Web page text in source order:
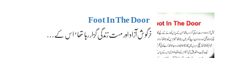
Foot In The Door
خرگوش آزاد اور مست زندگی گزار رہا تھا‘ اس کے…